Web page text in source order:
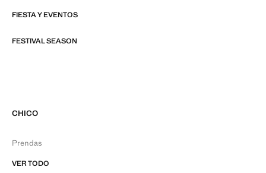
FIESTA Y EVENTOS
FESTIVAL SEASON
CHICO
Prendas
VER TODO